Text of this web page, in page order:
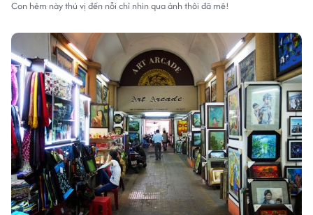
Con hẻm này thú vị đến nỗi chỉ nhìn qua ảnh thôi đã mê!